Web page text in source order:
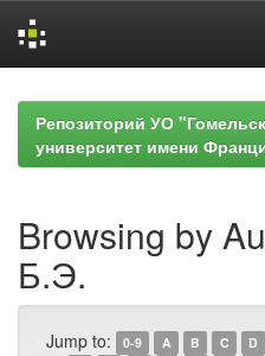
navigationРепозиторий УО
университет имени
Browsing by
Б.Э.
Jump to: 0-9 A B C D